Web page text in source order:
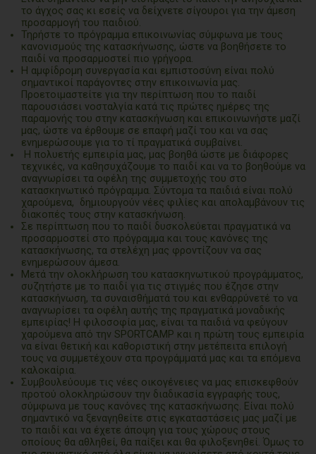
το άγχος σας κι εσείς να δείχνετε σίγουροι για την άμεση
προσαρμογή του παιδιού.
Τηρήστε το πρόγραμμα επικοινωνίας σύμφωνα με τους
κανονισμούς της κατασκήνωσης, ώστε να βοηθήσετε το
παιδί να προσαρμοστεί πιο γρήγορα.
Η αμφίδρομη συνεργασία και εμπιστοσύνη είναι πολύ
σημαντικοί παράγοντες στην επικοινωνία μας.
Προετοιμαστείτε για την περίπτωση που το παιδί
παρουσιάσει νοσταλγία κατά τις πρώτες ημέρες της
παραμονής του στην κατασκήνωση και επικοινωνήστε μαζί
μας, ώστε να έρθουμε σε επαφή μαζί του και να σας
ενημερώσουμε για το τί πραγματικά συμβαίνει.
Η πολυετής εμπειρία μας, μας βοηθά ώστε με διάφορες
τεχνικές, να καθησυχάζουμε το παιδί και να το βοηθούμε να
αναγνωρίσει τα οφέλη της συμμετοχής του στο
κατασκηνωτικό πρόγραμμα. Σύντομα τα παιδιά είναι πολύ
χαρούμενα, δημιουργούν νέες φιλίες και απολαμβάνουν τις
διακοπές τους στην κατασκήνωση.
Σε περίπτωση που το παιδί δυσκολεύεται πραγματικά να
προσαρμοστεί στο πρόγραμμα και τους κανόνες της
κατασκήνωσης, τα στελέχη μας φροντίζουν να σας
ενημερώσουν άμεσα.
Μετά την ολοκλήρωση του κατασκηνωτικού προγράμματος,
συζητήστε με το παιδί για τις στιγμές που έζησε στην
κατασκήνωση, τα συναισθήματά του και ενθαρρύνετέ το να
αναγνωρίσει τα οφέλη αυτής της πραγματικά μοναδικής
εμπειρίας! Η φιλοσοφία μας, είναι τα παιδιά να φεύγουν
χαρούμενα από την SPORTCAMP και η πρώτη τους εμπειρία
να είναι θετική και καθοριστική στην μετέπειτα επιλογή
τους να συμμετέχουν στα προγράμματά μας και τα επόμενα
καλοκαίρια.
Συμβουλεύουμε τις νέες οικογένειες να μας επισκεφθούν
προτού ολοκληρώσουν την διαδικασία εγγραφής τους,
σύμφωνα με τους κανόνες της κατασκήνωσης. Είναι πολύ
σημαντικό να ξεναγηθείτε στις εγκαταστάσεις μας μαζί με
το παιδί και να έχετε άποψη για τους χώρους στους
οποίους θα αθληθεί, θα παίξει και θα φιλοξενηθεί. Όμως το